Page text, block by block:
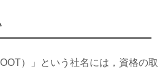
）」という社名には，資格の取